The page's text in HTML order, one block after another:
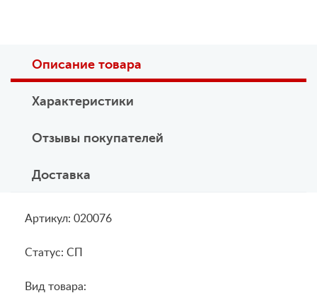
Описание товара
Характеристики
Отзывы покупателей
Доставка
Артикул: 020076
Статус: СП
Вид товара: